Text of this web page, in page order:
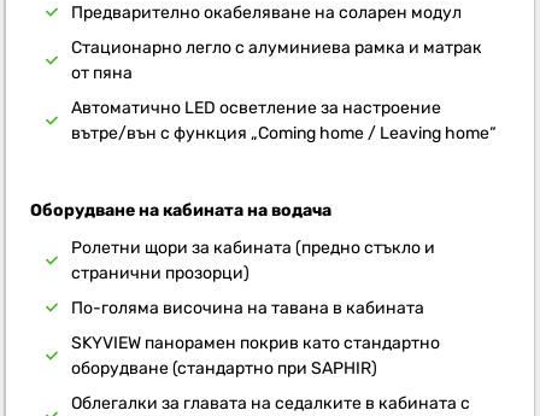
Предварително окабеляване на соларен модул
Стационарно легло с алуминиева рамка и матрак
от пяна
Автоматично LED осветление за настроение
вътре/вън с функция „Coming home / Leaving home“
Оборудване на кабината на водача
Ролетни щори за кабината (предно стъкло и
странични прозорци)
По-голяма височина на тавана в кабината
SKYVIEW панорамен покрив като стандартно
оборудване (стандартно при SAPHIR)
Облегалки за главата на седалките в кабината с